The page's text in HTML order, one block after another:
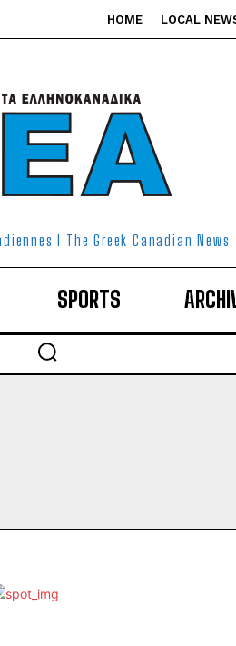
HOME LOCAL
I The Greek Canadian News
SPORTS